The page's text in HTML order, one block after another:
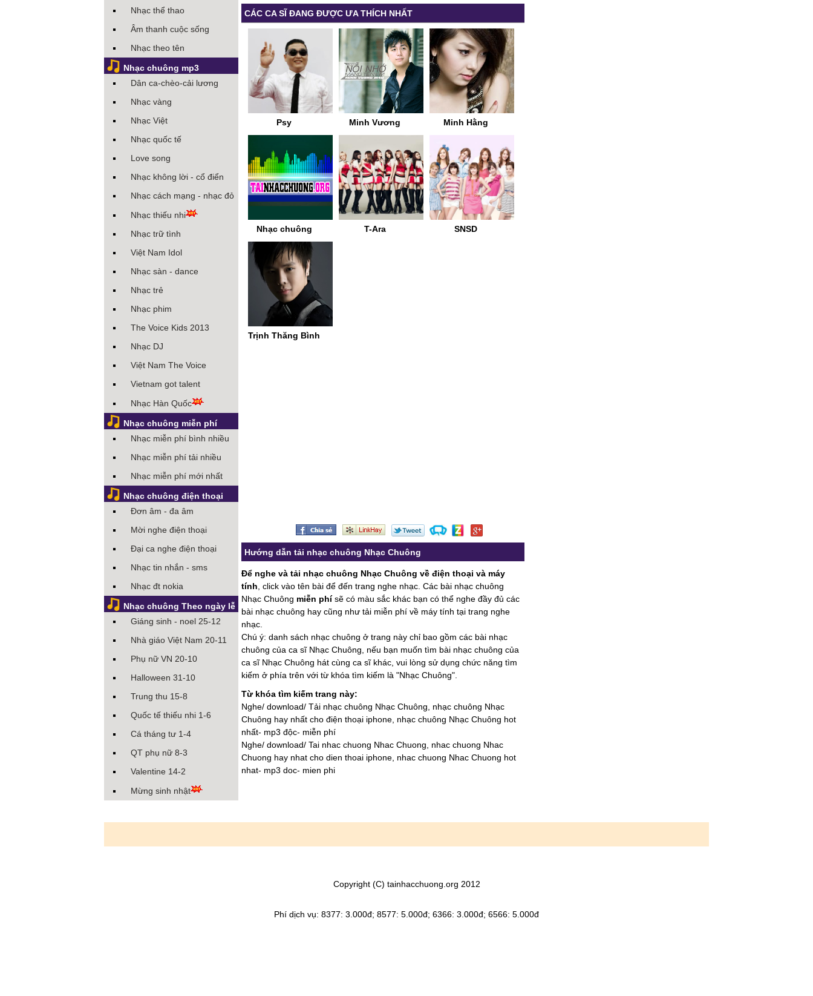
Nhạc thể thao
Âm thanh cuộc sống
Nhạc theo tên
Nhạc chuông mp3
Dân ca-chèo-cải lương
Nhạc vàng
Nhạc Việt
Nhạc quốc tế
Love song
Nhạc không lời - cổ điển
Nhạc cách mạng - nhạc đỏ
Nhạc thiếu nhi
Nhạc trữ tình
Việt Nam Idol
Nhạc sàn - dance
Nhạc trẻ
Nhạc phim
The Voice Kids 2013
Nhạc DJ
Việt Nam The Voice
Vietnam got talent
Nhạc Hàn Quốc
Nhạc chuông miễn phí
Nhạc miễn phí bình nhiều
Nhạc miễn phí tải nhiều
Nhạc miễn phí mới nhất
Nhạc chuông điện thoại
Đơn âm - đa âm
Mời nghe điện thoại
Đại ca nghe điện thoại
Nhạc tin nhắn - sms
Nhạc đt nokia
Nhạc chuông Theo ngày lễ
Giáng sinh - noel 25-12
Nhà giáo Việt Nam 20-11
Phụ nữ VN 20-10
Halloween 31-10
Trung thu 15-8
Quốc tế thiếu nhi 1-6
Cá tháng tư 1-4
QT phụ nữ 8-3
Valentine 14-2
Mừng sinh nhật
CÁC CA SĨ ĐANG ĐƯỢC ƯA THÍCH NHẤT
Psy Minh Vương Minh Hằng
Nhạc chuông T-Ara SNSD
Trịnh Thăng Bình
Hướng dẫn tải nhạc chuông Nhạc Chuông
Để nghe và tải nhạc chuông Nhạc Chuông về điện thoại và máy
tính , click vào tên bài để đến trang nghe nhạc. Các bài nhạc chuông
Nhạc Chuông miễn phísẽ có màu sắc khác bạn có thể nghe đầy đủ các
bài nhạc chuông hay cũng như tải miễn phí về máy tính tại trang nghe
nhạc.
Chú ý: danh sách nhạc chuông ở trang này chỉ bao gồm các bài nhạc
chuông của ca sĩ Nhạc Chuông, nếu bạn muốn tìm bài nhạc chuông của
ca sĩ Nhạc Chuông hát cùng ca sĩ khác, vui lòng sử dụng chức năng tìm
kiếm ở phía trên với từ khóa tìm kiếm là "Nhạc Chuông".
Từ khóa tìm kiếm trang này:
Nghe/ download/ Tải nhạc chuông Nhạc Chuông, nhạc chuông Nhạc
Chuông hay nhất cho điện thoại iphone, nhạc chuông Nhạc Chuông hot
nhất- mp3 độc- miễn phí
Nghe/ download/ Tai nhac chuong Nhac Chuong, nhac chuong Nhac
Chuong hay nhat cho dien thoai iphone, nhac chuong Nhac Chuong hot
nhat- mp3 doc- mien phi
Copyright (C) tainhacchuong.org 2012
Phí dịch vụ: 8377: 3.000đ; 8577: 5.000đ; 6366: 3.000đ; 6566: 5.000đ